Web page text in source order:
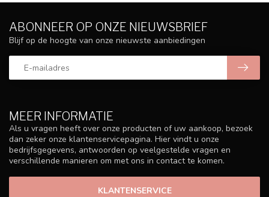
MEER INFORMATIE
Als u vragen heeft over onze producten of uw aankoop, bezoek
dan zeker onze klantenservicepagina. Hier vindt u onze
bedrijfsgegevens, antwoorden op veelgestelde vragen en
verschillende manieren om met ons in contact te komen.
KLANTENSERVICE
ABONNEER OP ONZE NIEUWSBRIEF
Blijf op de hoogte van onze nieuwste aanbiedingen